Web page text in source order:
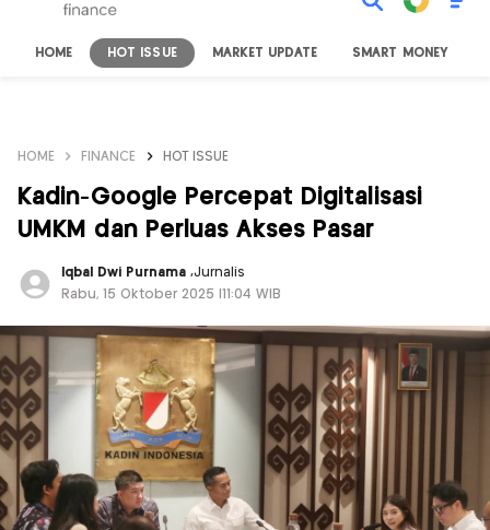
HOME HOT ISSUE MARKET UPDATE SMART MONEY
HOME FINANCE HOT ISSUE
Kadin-Google Percepat Digitalisasi
UMKM dan Perluas Akses Pasar
Iqbal Dwi Purnama ,Jurnalis
Rabu, 15 Oktober 2025 |11:04 WIB